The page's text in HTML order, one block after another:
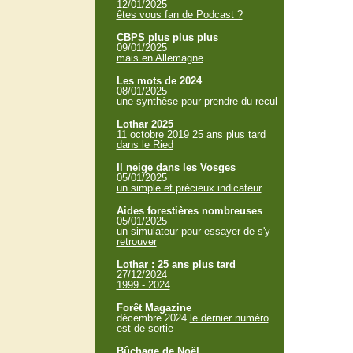
12/01/2025
êtes vous fan de Podcast ?
CBPS plus plus plus
09/01/2025
mais en Allemagne
Les mots de 2024
08/01/2025
une synthèse pour prendre du recul
Lothar 2025
11 octobre 2019 25 ans plus tard
dans le Ried
Il neige dans les Vosges
05/01/2025
un simple et précieux indicateur
Aides forestières nombreuses
05/01/2025
un simulateur pour essayer de s'y
retrouver
Lothar : 25 ans plus tard
27/12/2024
1999 - 2024
Forêt Magazine
décembre 2024 le dernier numéro
est de sortie